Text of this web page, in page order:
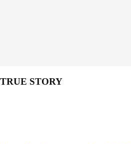
TRUE STORY